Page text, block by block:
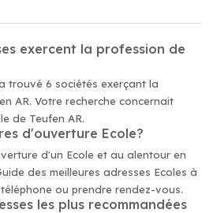
exercent la profession de
trouvé 6 sociétés exerçant la
AR. Votre recherche concernait
de Teufen AR.
d'ouverture Ecole?
d'un Ecole et au alentour en
des meilleures adresses Ecoles à
ou prendre rendez-vous.
les plus recommandées